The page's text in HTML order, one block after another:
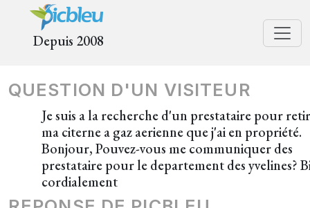
Depuis 2008
QUESTION D'UN VISITEUR
Je suis a la recherche d'un prestataire pour
ma citerne a gaz aerienne que j'ai en propriété.
Bonjour, Pouvez-vous me communiquer des
prestataire pour le departement des yvelines?
cordialement